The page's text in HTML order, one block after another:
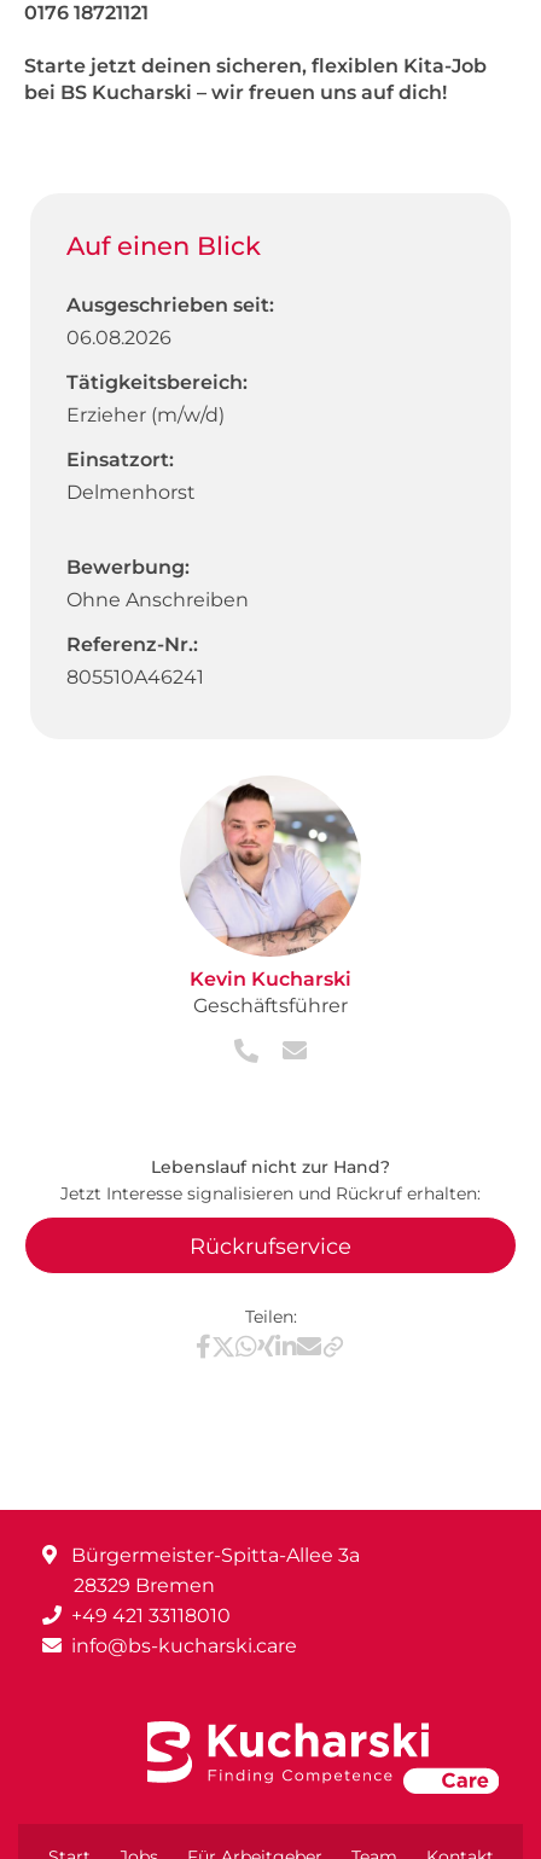
0176 18721121
Starte jetzt deinen sicheren, flexiblen Kita-Job
bei BS Kucharski – wir freuen uns auf dich!
Auf einen Blick
Ausgeschrieben seit:
06.08.2026
Tätigkeitsbereich:
Erzieher (m/w/d)
Einsatzort:
Delmenhorst
Bewerbung:
Ohne Anschreiben
Referenz-Nr.:
805510A46241
Kevin Kucharski
Geschäftsführer
Lebenslauf nicht zur Hand?
Jetzt Interesse signalisieren und Rückruf erhalten:
Rückrufservice
Teilen:
Teilen via Facebook
Teilen via X / Twitter
Teilen via WhatsApp
Teilen via Xing
Teilen via LinkedIn
Teilen via E-Mail
Bürgermeister-Spitta-Allee 3a
28329 Bremen
+49 421 33118010
info@bs-kucharski.care